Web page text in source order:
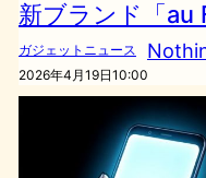
新ブランド「au
ガジェットニュース
2026年4月19日10:00